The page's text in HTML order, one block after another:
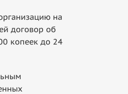
на
договор об
копеек до 24